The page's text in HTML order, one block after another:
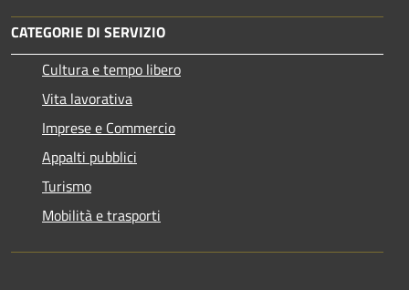
CATEGORIE DI SERVIZIO
Cultura e tempo libero
Vita lavorativa
Imprese e Commercio
Appalti pubblici
Turismo
Mobilità e trasporti